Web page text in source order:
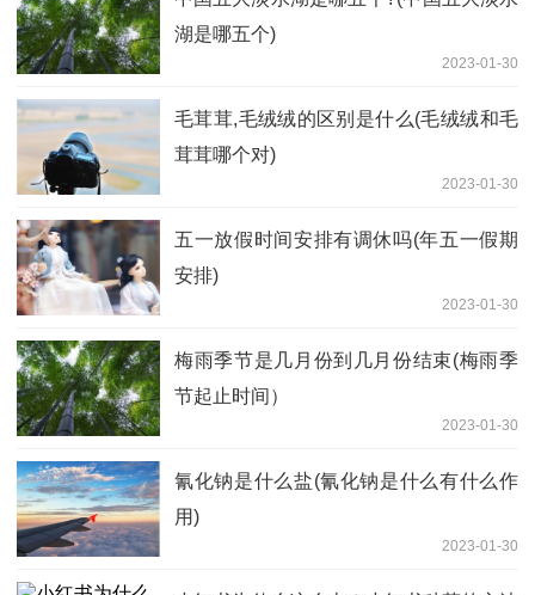
湖是哪五个)
2023-01-30
毛茸茸,毛绒绒的区别是什么(毛绒绒和毛
茸茸哪个对)
2023-01-30
五一放假时间安排有调休吗(年五一假期
安排)
2023-01-30
梅雨季节是几月份到几月份结束(梅雨季
节起止时间）
2023-01-30
氰化钠是什么盐(氰化钠是什么有什么作
用)
2023-01-30